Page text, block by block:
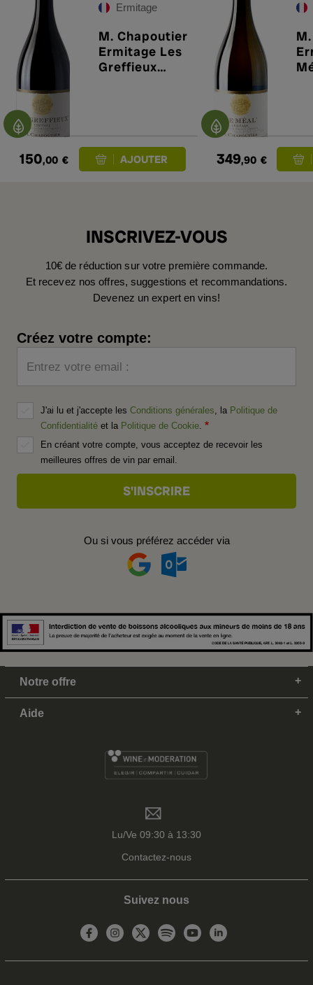
Ermitage
M. Chapoutier
Ermitage Les
Greffieux
150,00 € 349,90 €
INSCRIVEZ-VOUS
10€ de réduction sur votre première commande.
Et recevez nos offres, suggestions et recommandations.
Devenez un expert en vins!
Créez votre compte:
Entrez votre email :
J'ai lu et j'accepte les Conditions générales , la Politique de
Confidentialité et la Politique de Cookie
En créant votre compte, vous acceptez de recevoir les
meilleures offres de vin par email.
Ou si vous préférez accéder via
Notre offre
Aide
Lu/Ve 09:30 à 13:30
Contactez-nous
Suivez nous